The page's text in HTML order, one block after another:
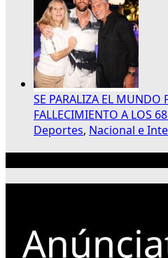
SE PARALIZA EL MUNDO
FALLECIMIENTO A LOS
Deportes, Nacional e